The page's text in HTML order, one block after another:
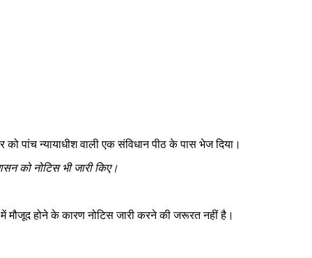
पांच न्यायाधीश वाली एक संविधान पीठ के पास भेज दिया।
को नोटिस भी जारी किए।
मौजूद होने के कारण नोटिस जारी करने की जरूरत नहीं है।